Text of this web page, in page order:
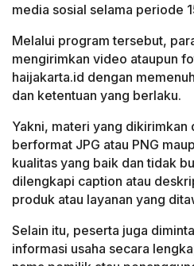
media sosial selama periode
Melalui program tersebut,
mengirimkan video ataupun
haijakarta.id dengan
dan ketentuan yang berlaku.
Yakni, materi yang dikirimkan
berformat JPG atau PNG
kualitas yang baik dan tidak
dilengkapi caption atau
produk atau layanan yang
Selain itu, peserta juga
informasi usaha secara